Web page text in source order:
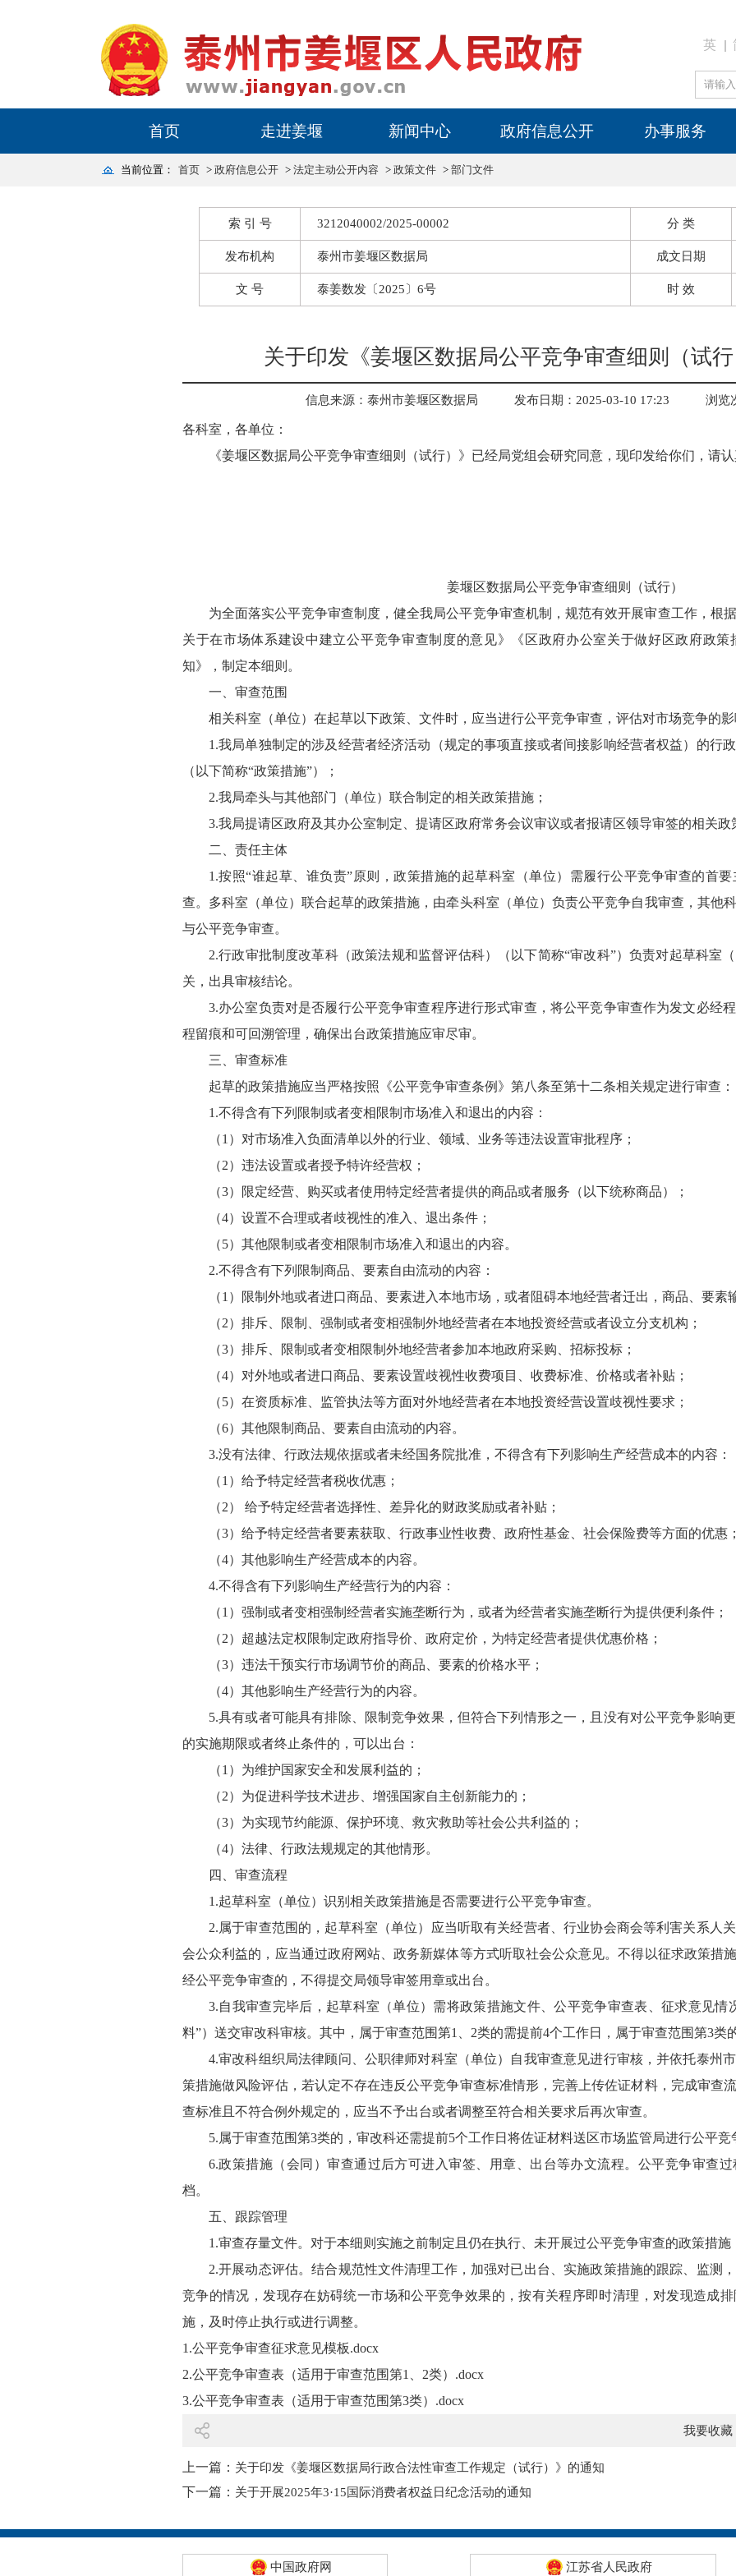
英
首页 走进姜堰 新闻中心 政府信息公开 办事服务
当前位置： 首页 > 政府信息公开 > 法定主动公开内容 > 政策文件 > 部门文件
索 引 号 3212040002/2025-00002 分 类
发布机构 泰州市姜堰区数据局 成文日期
文 号 泰姜数发〔2025〕6号 时 效
关于印发《姜堰区数据局公平竞争审查细则（试
信息来源：泰州市姜堰区数据局 发布日期：2025-03-10 17:23 浏览
各科室，各单位：
《姜堰区数据局公平竞争审查细则（试行）》已经局党组会研究同意，现印发给你们，请
姜堰区数据局公平竞争审查细则（试行）
为全面落实公平竞争审查制度，健全我局公平竞争审查机制，规范有效开展审查工作，根
关于在市场体系建设中建立公平竞争审查制度的意见》《区政府办公室关于做好区政府政
知》，制定本细则。
一、审查范围
相关科室（单位）在起草以下政策、文件时，应当进行公平竞争审查，评估对市场竞争的
1.我局单独制定的涉及经营者经济活动（规定的事项直接或者间接影响经营者权益）的行
（以下简称“政策措施”）；
2.我局牵头与其他部门（单位）联合制定的相关政策措施；
3.我局提请区政府及其办公室制定、提请区政府常务会议审议或者报请区领导审签的相关政
二、责任主体
1.按照“谁起草、谁负责”原则，政策措施的起草科室（单位）需履行公平竞争审查的首
查。多科室（单位）联合起草的政策措施，由牵头科室（单位）负责公平竞争自我审查，其他
与公平竞争审查。
2.行政审批制度改革科（政策法规和监督评估科）（以下简称“审改科”）负责对起草科室
关，出具审核结论。
3.办公室负责对是否履行公平竞争审查程序进行形式审查，将公平竞争审查作为发文必经
程留痕和可回溯管理，确保出台政策措施应审尽审。
三、审查标准
起草的政策措施应当严格按照《公平竞争审查条例》第八条至第十二条相关规定进行审查：
1.不得含有下列限制或者变相限制市场准入和退出的内容：
（1）对市场准入负面清单以外的行业、领域、业务等违法设置审批程序；
（2）违法设置或者授予特许经营权；
（3）限定经营、购买或者使用特定经营者提供的商品或者服务（以下统称商品）；
（4）设置不合理或者歧视性的准入、退出条件；
（5）其他限制或者变相限制市场准入和退出的内容。
2.不得含有下列限制商品、要素自由流动的内容：
（1）限制外地或者进口商品、要素进入本地市场，或者阻碍本地经营者迁出，商品、要素
（2）排斥、限制、强制或者变相强制外地经营者在本地投资经营或者设立分支机构；
（3）排斥、限制或者变相限制外地经营者参加本地政府采购、招标投标；
（4）对外地或者进口商品、要素设置歧视性收费项目、收费标准、价格或者补贴；
（5）在资质标准、监管执法等方面对外地经营者在本地投资经营设置歧视性要求；
（6）其他限制商品、要素自由流动的内容。
3.没有法律、行政法规依据或者未经国务院批准，不得含有下列影响生产经营成本的内容：
（1）给予特定经营者税收优惠；
（2） 给予特定经营者选择性、差异化的财政奖励或者补贴；
（3）给予特定经营者要素获取、行政事业性收费、政府性基金、社会保险费等方面的优惠
（4）其他影响生产经营成本的内容。
4.不得含有下列影响生产经营行为的内容：
（1）强制或者变相强制经营者实施垄断行为，或者为经营者实施垄断行为提供便利条件；
（2）超越法定权限制定政府指导价、政府定价，为特定经营者提供优惠价格；
（3）违法干预实行市场调节价的商品、要素的价格水平；
（4）其他影响生产经营行为的内容。
5.具有或者可能具有排除、限制竞争效果，但符合下列情形之一，且没有对公平竞争影响
的实施期限或者终止条件的，可以出台：
（1）为维护国家安全和发展利益的；
（2）为促进科学技术进步、增强国家自主创新能力的；
（3）为实现节约能源、保护环境、救灾救助等社会公共利益的；
（4）法律、行政法规规定的其他情形。
四、审查流程
1.起草科室（单位）识别相关政策措施是否需要进行公平竞争审查。
2.属于审查范围的，起草科室（单位）应当听取有关经营者、行业协会商会等利害关系人
会公众利益的，应当通过政府网站、政务新媒体等方式听取社会公众意见。不得以征求政策措
经公平竞争审查的，不得提交局领导审签用章或出台。
3.自我审查完毕后，起草科室（单位）需将政策措施文件、公平竞争审查表、征求意见情
料”）送交审改科审核。其中，属于审查范围第1、2类的需提前4个工作日，属于审查范围第3类
4.审改科组织局法律顾问、公职律师对科室（单位）自我审查意见进行审核，并依托泰州
策措施做风险评估，若认定不存在违反公平竞争审查标准情形，完善上传佐证材料，完成审查
查标准且不符合例外规定的，应当不予出台或者调整至符合相关要求后再次审查。
5.属于审查范围第3类的，审改科还需提前5个工作日将佐证材料送区市场监管局进行公平竞
6.政策措施（会同）审查通过后方可进入审签、用章、出台等办文流程。公平竞争审查
档。
五、跟踪管理
1.审查存量文件。对于本细则实施之前制定且仍在执行、未开展过公平竞争审查的政策措
2.开展动态评估。结合规范性文件清理工作，加强对已出台、实施政策措施的跟踪、监测
竞争的情况，发现存在妨碍统一市场和公平竞争效果的，按有关程序即时清理，对发现造成
施，及时停止执行或进行调整。
1.公平竞争审查征求意见模板.docx
2.公平竞争审查表（适用于审查范围第1、2类）.docx
3.公平竞争审查表（适用于审查范围第3类）.docx
我要收藏
上一篇： 关于印发《姜堰区数据局行政合法性审查工作规定（试行）》的通知
下一篇： 关于开展2025年3·15国际消费者权益日纪念活动的通知
中国政府网 江苏省人民政府